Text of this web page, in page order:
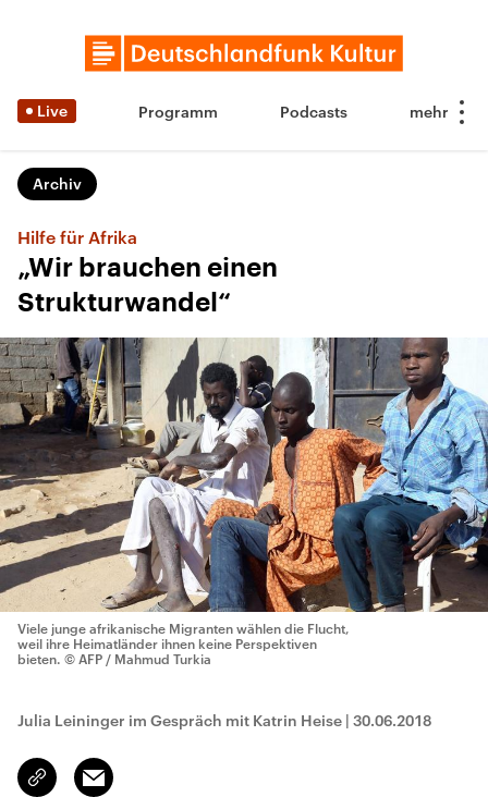
Live Programm Podcasts
Archiv
Hilfe für Afrika
„Wir brauchen einen
Strukturwandel“
Viele junge afrikanische Migranten wählen die Flucht,
weil ihre Heimatländer ihnen keine Perspektiven
bieten. © AFP / Mahmud Turkia
Julia Leininger im Gespräch mit Katrin Heise | 30.06.2018
Link
kopieren/teilen
Email